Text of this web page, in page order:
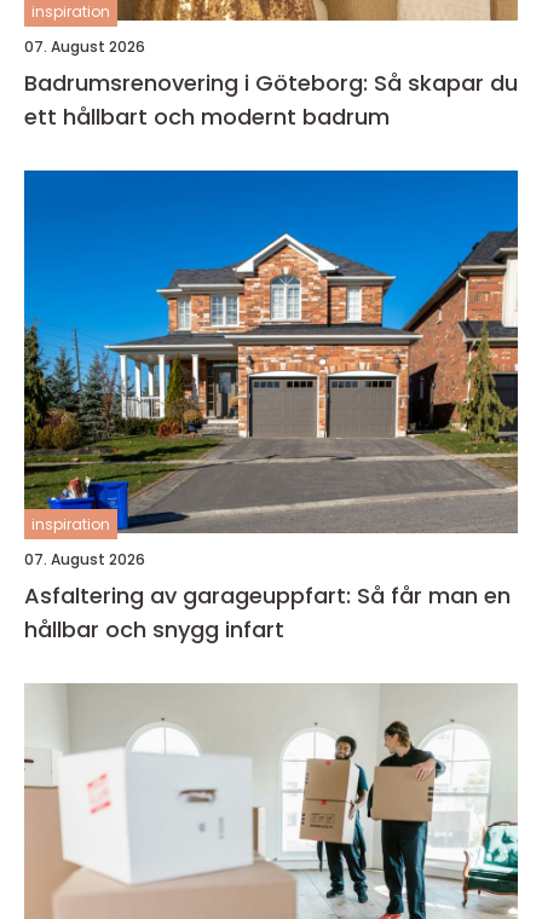
inspiration
07. August 2026
Badrumsrenovering i Göteborg: Så skapar du
ett hållbart och modernt badrum
inspiration
07. August 2026
Asfaltering av garageuppfart: Så får man en
hållbar och snygg infart